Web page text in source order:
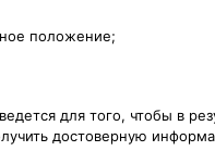
положение;
для того, чтобы в
достоверную